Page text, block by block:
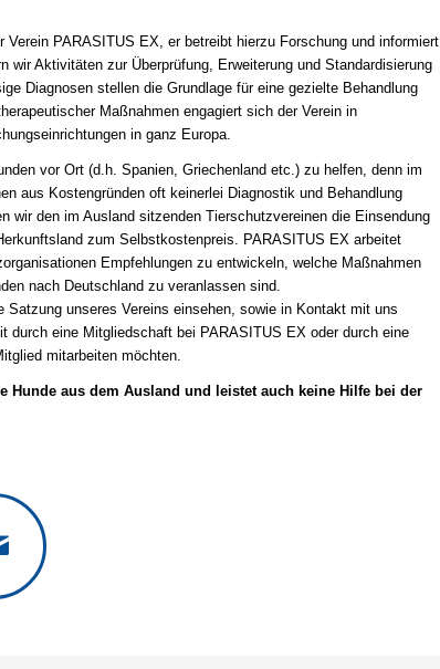
Verein PARASITUS EX, er betreibt hierzu Forschung und informiert
wir Aktivitäten zur Überprüfung, Erweiterung und Standardisierung
Diagnosen stellen die Grundlage für eine gezielte Behandlung
Maßnahmen engagiert sich der Verein in
in ganz Europa.
vor Ort (d.h. Spanien, Griechenland etc.) zu helfen, denn im
aus Kostengründen oft keinerlei Diagnostik und Behandlung
wir den im Ausland sitzenden Tierschutzvereinen die Einsendung
zum Selbstkostenpreis. PARASITUS EX arbeitet
Empfehlungen zu entwickeln, welche Maßnahmen
nach Deutschland zu veranlassen sind.
Satzung unseres Vereins einsehen, sowie in Kontakt mit uns
durch eine Mitgliedschaft bei PARASITUS EX oder durch eine
mitarbeiten möchten.
Hunde aus dem Ausland und leistet auch keine Hilfe bei der